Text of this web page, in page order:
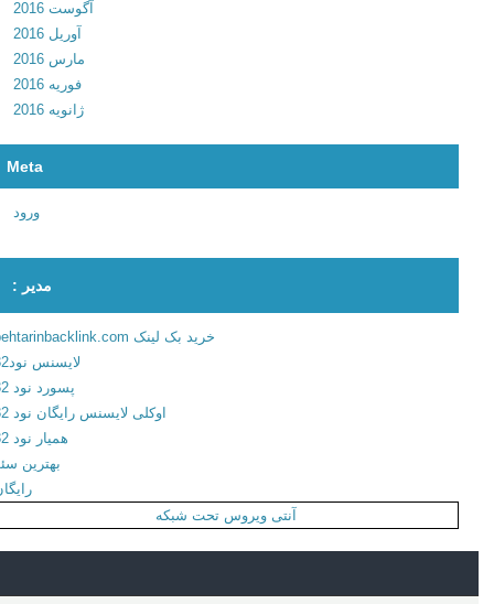
ا
ه
م
ر
ک
س
ک
ن
ر
آگوست 2016
آوریل 2016
مارس 2016
فوریه 2016
ژانویه 2016
Meta
مدیر :
خرید بک لینک behtarinbacklink.com
لایسنس نود32
پسورد نود 32
اوکلی لایسنس رایگان نود 32
همیار نود 32
بهترین سئو
رایگان
آنتی ویروس تحت شبکه